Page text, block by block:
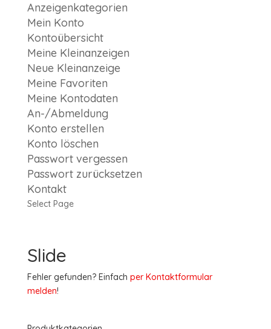
Anzeigen­kategorien
Mein Konto
Kontoübersicht
Meine Kleinanzeigen
Neue Kleinanzeige
Meine Favoriten
Meine Kontodaten
An-/Abmeldung
Konto erstellen
Konto löschen
Passwort vergessen
Passwort zurücksetzen
Kontakt
Select Page
Slide
Fehler gefunden? Einfach per Kontaktformular
melden!